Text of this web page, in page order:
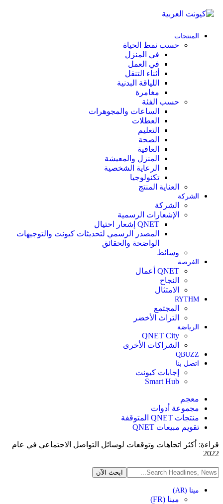
المنتجات
حسب نمط الحياة
في المنزل
في العمل
أثناء التنقل
اللياقة البدنية
مغامرة
حسب الفئة
الساعات والمجوهرات
العطلات
التعليم
الصحة
العافية
المنزل والمعيشة
الرعاية الشخصية
تكنولوجيا
العناية المنتج
الشركة
الشركة
الإشعارات الرسمية
QNET إشعار احتيال
المصدر الرسمي لتحديثات كيونت والتوجيهات
الواضحة والحقائق
وسائط
الفرصة
QNET أعمال
النجاح
الامتثال
RYTHM
المجتمع
التراث الأخضر
الرياضة
QNET City
الشراكات الأخرى
QBUZZ
اتصل بنا
إجابات كيونت
Smart Hub
معجم
مجموعة أدوات
منتجات QNET المتوقفة
تقويم مبيعات QNET
قراءة: أكثر اتجاهات وتوقعات لوسائل التواصل الاجتماعي في عام
2022
مينا (AR)
مينا (FR)